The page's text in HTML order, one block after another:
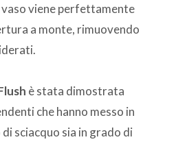
viene perfettamente
a monte, rimuovendo
è stata dimostrata
che hanno messo in
sciacquo sia in grado di